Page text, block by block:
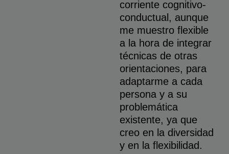
corriente cognitivo-
conductual, aunque
me muestro flexible
a la hora de integrar
técnicas de otras
orientaciones, para
adaptarme a cada
persona y a su
problemática
existente, ya que
creo en la diversidad
y en la flexibilidad.